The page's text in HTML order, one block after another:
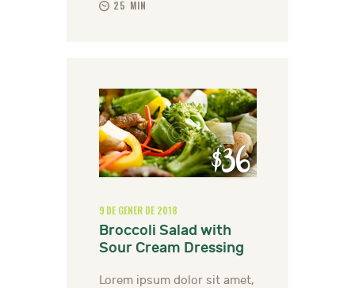
25 MIN
$36
9 DE GENER DE 2018
Broccoli Salad with
Sour Cream Dressing
Lorem ipsum dolor sit amet,